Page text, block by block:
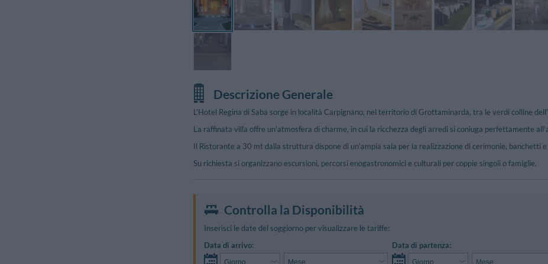
Descrizione Generale
L'Hotel Regina di Saba sorge in località Carpignano, nel territorio di Grottaminarda, tra le verdi colline
La raffinata villa offre un'atmosfera di charme, in cui la ricchezza degli arredi si coniuga perfettamente
Il Ristorante a 30 mt dalla struttura dispone di un'ampia sala per la realizzazione di cerimonie, banchetti
Su richiesta si organizzano escursioni, percorsi enogastronomici e culturali per coppie singoli o famiglie.
Controlla la Disponibilità
Inserisci le date del soggiorno per visualizzare le tariffe:
Data di arrivo:
Data di partenza: